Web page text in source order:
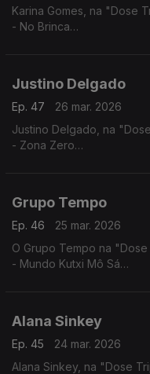
Karina Gomes, na "Dose
- No Brinca
Justino Delgado
Ep. 47
26 mar. 2026
Justino Delgado, na
- Zona Zero
Grupo Tempo
Ep. 46
25 mar. 2026
O Grupo Tempo na
- Mundo Kutxi Mô Sá
Alana Sinkey
Ep. 45
24 mar. 2026
Alana Sinkey, na "Dose